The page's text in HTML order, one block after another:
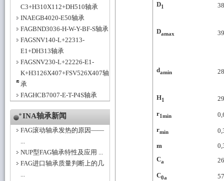
C3+H310X112+DH510轴承
INAEGB4020-E50轴承
FAGBND3036-H-W-Y-BF-S轴承
FAGSNV140-L+22313-
E1+DH313轴承
FAGSNV230-L+22226-E1-
K+H3126X407+FSV526X407轴
承
FAGHCB7007-E-T-P4S轴承
INA轴承新闻
FAG滚动轴承发热的原因——
...
NUP型FAG轴承特性及应用 ...
FAG进口轴承质量判断上的几
...
D1 38
Damax 39
damin 28
H1
r1min
rmin
m
Ca
C0a